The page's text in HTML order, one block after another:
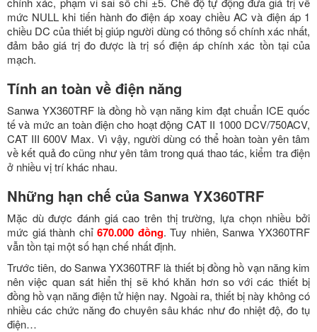
mức NULL khi tiến hành đo điện áp xoay chiều AC và điện áp 1
chiều DC của thiết bị giúp người dùng có thông số chính xác nhất,
đảm bảo giá trị đo được là trị số điện áp chính xác tồn tại của
mạch.
Tính an toàn về điện năng
Sanwa YX360TRF là đồng hồ vạn năng kim đạt chuẩn ICE quốc
tế và mức an toàn điện cho hoạt động CAT II 1000 DCV/750ACV,
CAT III 600V Max. Vì vậy, người dùng có thể hoàn toàn yên tâm
về kết quả đo cũng như yên tâm trong quá thao tác, kiểm tra điện
ở nhiều vị trí khác nhau.
Những hạn chế của Sanwa YX360TRF
Mặc dù được đánh giá cao trên thị trường, lựa chọn nhiều bởi
mức giá thành chỉ670.000 đồng. Tuy nhiên, Sanwa YX360TRF
vẫn tồn tại một số hạn chế nhất định.
Trước tiên, do Sanwa YX360TRF là thiết bị đồng hồ vạn năng kim
nên việc quan sát hiển thị sẽ khó khăn hơn so với các thiết bị
đồng hồ vạn năng điện tử hiện nay. Ngoài ra, thiết bị này không có
nhiều các chức năng đo chuyên sâu khác như đo nhiệt độ, đo tụ
điện…